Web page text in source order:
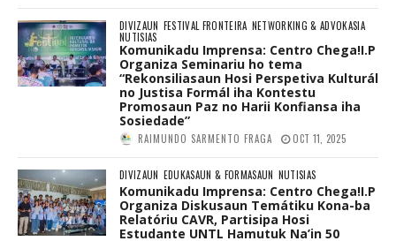
DIVIZAUN FESTIVAL FRONTEIRA NETWORKING & ADVOKASIA
NUTISIAS
Komunikadu Imprensa: Centro Chega!I.P
Organiza Seminariu ho tema
“Rekonsiliasaun Hosi Perspetiva Kulturál
no Justisa Formál iha Kontestu
Promosaun Paz no Harii Konfiansa iha
Sosiedade”
RAIMUNDO SARMENTO FRAGA OCT 11, 2025
DIVIZAUN EDUKASAUN & FORMASAUN NUTISIAS
Komunikadu Imprensa: Centro Chega!I.P
Organiza Diskusaun Temátiku Kona-ba
Relatóriu CAVR, Partisipa Hosi
Estudante UNTL Hamutuk Na’in 50